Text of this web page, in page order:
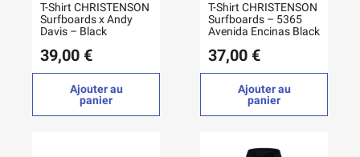
T-Shirt CHRISTENSON
Surfboards x Andy
Davis – Black
39,00 €
Ajouter au
panier
T-Shirt CHRISTENSON
Surfboards – 5365
Avenida Encinas Black
37,00 €
Ajouter au
panier